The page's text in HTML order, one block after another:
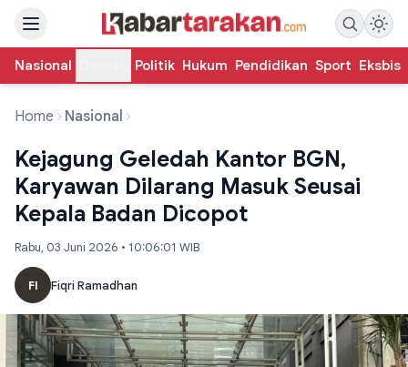
Nasional Politik Hukum Pendidikan Sport Eksbis
Home Nasional
Kejagung Geledah Kantor BGN,
Karyawan Dilarang Masuk Seusai
Kepala Badan Dicopot
Rabu, 03 Juni 2026 • 10:06:01 WIB
FI Fiqri Ramadhan